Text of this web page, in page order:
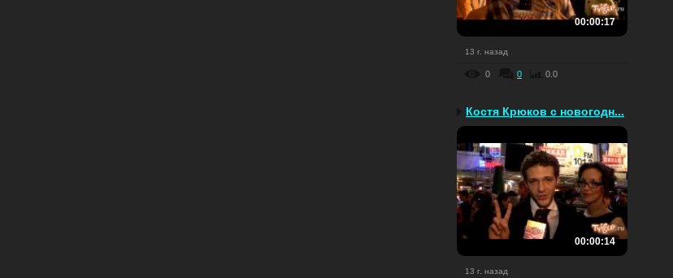
00:00:17
13 г. назад
0 0 0.0
Костя Крюков с новогодн...
00:00:14
13 г. назад